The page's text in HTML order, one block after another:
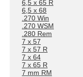
6,5 x 65 R
6,5 x 68
.270 Win
.270 WSM
.280 Rem
7 x 57
7 x 57 R
7 x 64
7 x 65 R
7 mm RM